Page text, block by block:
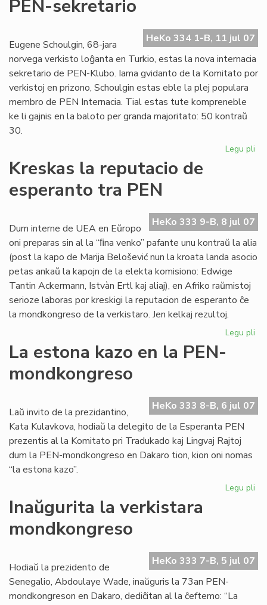
PEN-sekretario
HeKo 334 1-B, 11 jul 07
Eugene Schoulgin, 68-jara
norvega verkisto loĝanta en Turkio, estas la nova internacia
sekretario de PEN-Klubo. Iama gvidanto de la Komitato por
verkistoj en prizono, Schoulgin estas eble la plej populara
membro de PEN Internacia. Tial estas tute kompreneble
ke li gajnis en la baloto per granda majoritato: 50 kontraŭ
30.
Legu pli
Kreskas la reputacio de
esperanto tra PEN
HeKo 333 9-B, 8 jul 07
Dum interne de UEA en Eŭropo
oni preparas sin al la “ﬁna venko” pafante unu kontraŭ la alia
(post la kapo de Marija Belošević nun la kroata landa asocio
petas ankaŭ la kapojn de la elekta komisiono: Edwige
Tantin Ackermann, Istvàn Ertl kaj aliaj), en Afriko raŭmistoj
serioze laboras por kreskigi la reputacion de esperanto ĉe
la mondkongreso de la verkistaro. Jen kelkaj rezultoj.
Legu pli
La estona kazo en la PEN-
mondkongreso
HeKo 333 8-B, 6 jul 07
Laŭ invito de la prezidantino,
Kata Kulavkova, hodiaŭ la delegito de la Esperanta PEN
prezentis al la Komitato pri Tradukado kaj Lingvaj Rajtoj
dum la PEN-mondkongreso en Dakaro tion, kion oni nomas
“la estona kazo”.
Legu pli
la
Inaŭgurita la verkistara
mondkongreso
HeKo 333 7-B, 5 jul 07
Hodiaŭ la prezidento de
Senegalio, Abdoulaye Wade, inaŭguris la 73an PEN-
mondkongreson en Dakaro, dediĉitan al la ĉeftemo: “La